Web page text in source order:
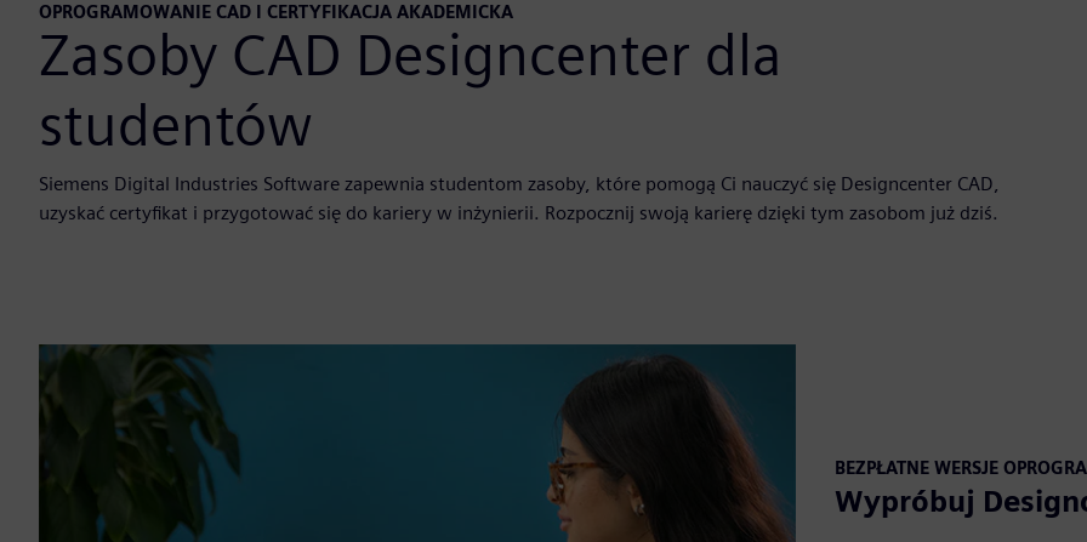
OPROGRAMOWANIE CAD I CERTYFIKACJA AKADEMICKA
Zasoby CAD Designcenter dla
studentów
Siemens Digital Industries Software zapewnia studentom zasoby, które pomogą Ci nauczyć się Designcenter CAD,
uzyskać certyfikat i przygotować się do kariery w inżynierii. Rozpocznij swoją karierę dzięki tym zasobom już dziś.
BEZPŁATNE WERSJE
Wypróbuj